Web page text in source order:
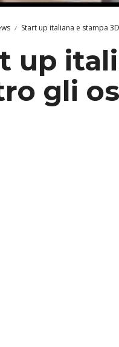
Start up italiana e stampa
up
gli